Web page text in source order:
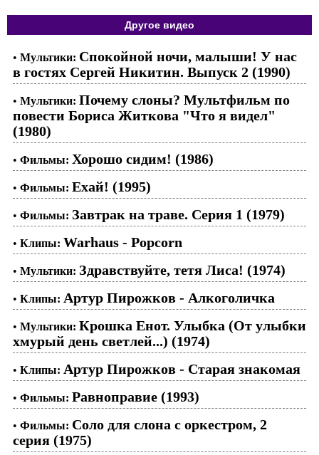
Другое видео
• Мультики: Спокойной ночи, малыши! У нас
в гостях Сергей Никитин. Выпуск 2 (1990)
• Мультики: Почему слоны? Мультфильм по
повести Бориса Житкова "Что я видел"
(1980)
• Фильмы: Хорошо сидим! (1986)
• Фильмы: Ехай! (1995)
• Фильмы: Завтрак на траве. Серия 1 (1979)
• Клипы: Warhaus - Popcorn
• Мультики: Здравствуйте, тетя Лиса! (1974)
• Клипы: Артур Пирожков - Алкоголичка
• Мультики: Крошка Енот. Улыбка (От улыбки
хмурый день светлей...) (1974)
• Клипы: Артур Пирожков - Старая знакомая
• Фильмы: Равноправие (1993)
• Фильмы: Соло для слона с оркестром, 2
серия (1975)